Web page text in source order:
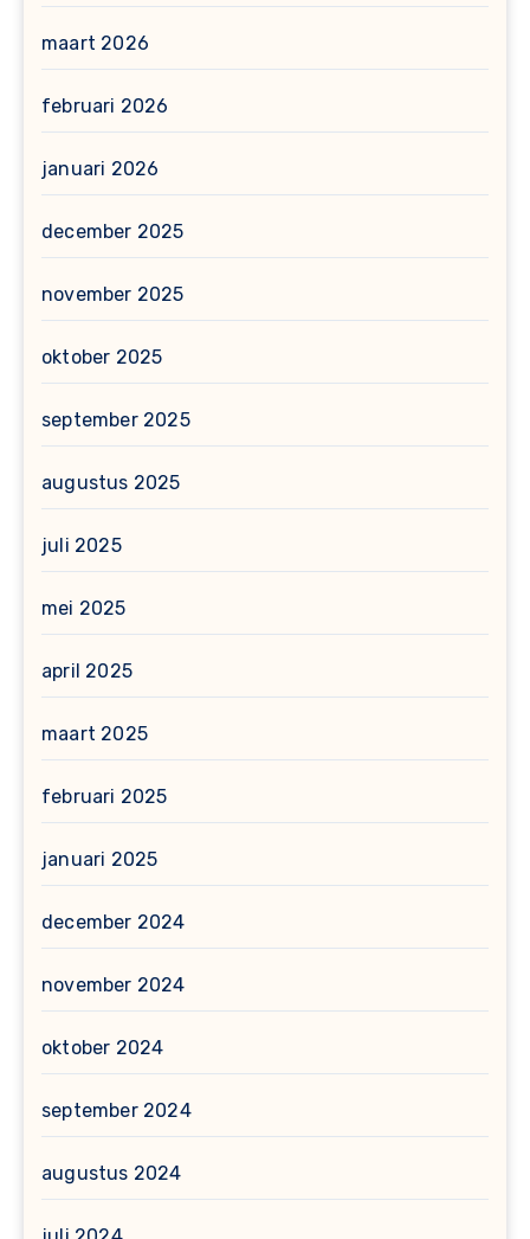
maart 2026
februari 2026
januari 2026
december 2025
november 2025
oktober 2025
september 2025
augustus 2025
juli 2025
mei 2025
april 2025
maart 2025
februari 2025
januari 2025
december 2024
november 2024
oktober 2024
september 2024
augustus 2024